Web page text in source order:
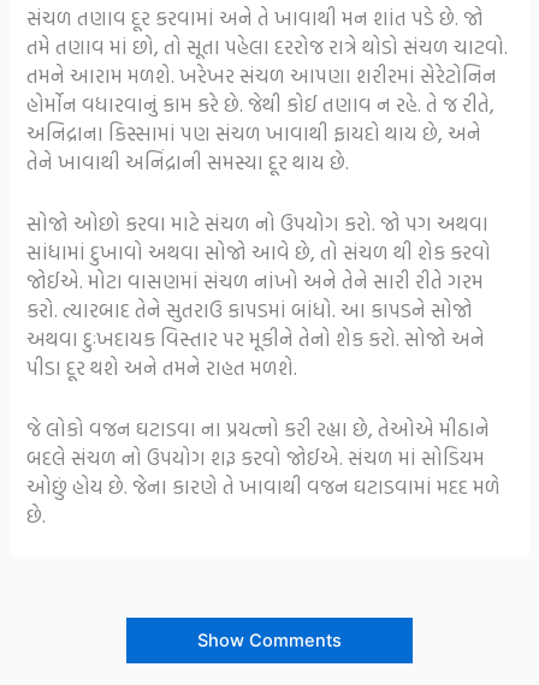
સંચળ તણાવ દૂર કરવામાં અને તે ખાવાથી મન શાંત પડે છે. જો
તમે તણાવ માં છો, તો સૂતા પહેલા દરરોજ રાત્રે થોડો સંચળ ચાટવો.
તમને આરામ મળશે. ખરેખર સંચળ આપણા શરીરમાં સેરેટોનિન
હોર્મોન વધારવાનું કામ કરે છે. જેથી કોઈ તણાવ ન રહે. તે જ રીતે,
અનિદ્રાના કિસ્સામાં પણ સંચળ ખાવાથી ફાયદો થાય છે, અને
તેને ખાવાથી અનિંદ્રાની સમસ્યા દૂર થાય છે.
સોજો ઓછો કરવા માટે સંચળ નો ઉપયોગ કરો. જો પગ અથવા
સાંધામાં દુખાવો અથવા સોજો આવે છે, તો સંચળ થી શેક કરવો
જોઈએ. મોટા વાસણમાં સંચળ નાંખો અને તેને સારી રીતે ગરમ
કરો. ત્યારબાદ તેને સુતરાઉ કાપડમાં બાંધો. આ કાપડને સોજો
અથવા દુઃખદાયક વિસ્તાર પર મૂકીને તેનો શેક કરો. સોજો અને
પીડા દૂર થશે અને તમને રાહત મળશે.
જે લોકો વજન ઘટાડવા ના પ્રયત્નો કરી રહ્યા છે, તેઓએ મીઠાને
બદલે સંચળ નો ઉપયોગ શરૂ કરવો જોઈએ. સંચળ માં સોડિયમ
ઓછું હોય છે. જેના કારણે તે ખાવાથી વજન ઘટાડવામાં મદદ મળે
છે.
Show Comments